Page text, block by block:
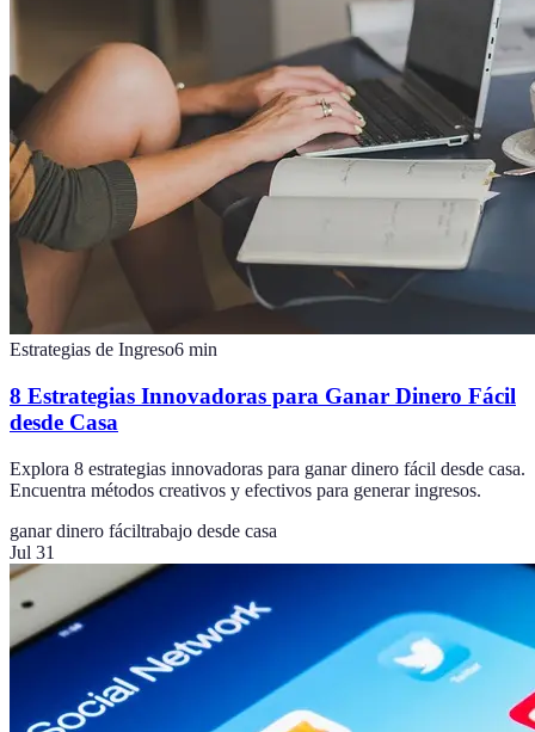
Estrategias de Ingreso6 min
8 Estrategias Innovadoras para Ganar Dinero Fácil
desde Casa
Explora 8 estrategias innovadoras para ganar dinero fácil desde casa.
Encuentra métodos creativos y efectivos para generar ingresos.
ganar dinero fáciltrabajo desde casa
Jul 31